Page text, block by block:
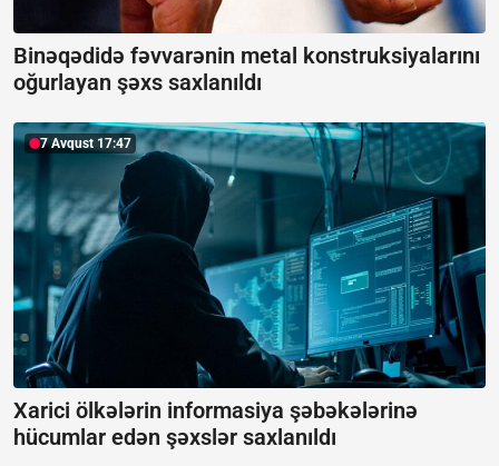
Binəqədidə fəvvarənin metal konstruksiyalarını
oğurlayan şəxs saxlanıldı
7 Avqust 17:47
Xarici ölkələrin informasiya şəbəkələrinə
hücumlar edən şəxslər saxlanıldı